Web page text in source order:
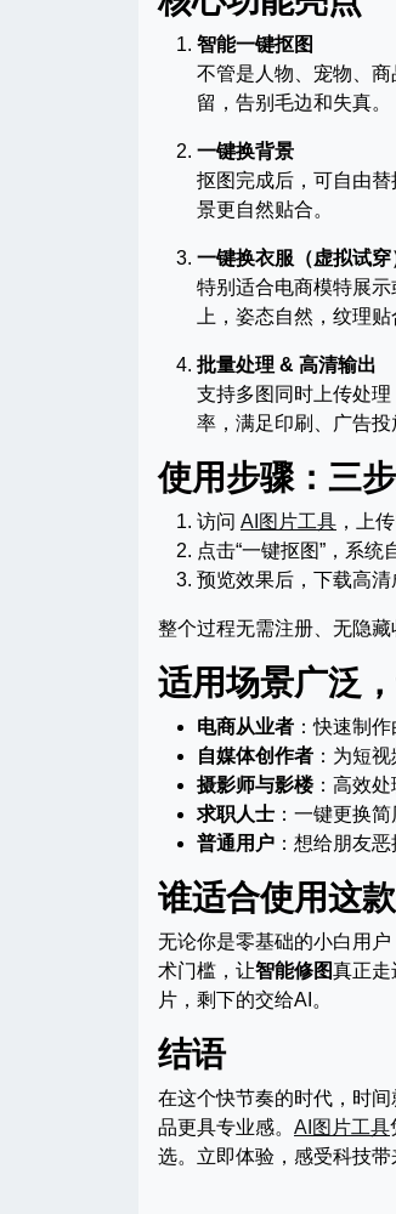
智能一键抠图
不管是人物、宠物、
留，告别毛边和失真。
一键换背景
抠图完成后，可自由
景更自然贴合。
一键换衣服（虚拟试穿
特别适合电商模特展
上，姿态自然，纹理
批量处理 & 高清输出
支持多图同时上传处
率，满足印刷、广告投
使用步骤：三
访问 AI图片工具 ，上
点击“一键抠图”，系统
预览效果后，下载高清
整个过程无需注册、无隐
适用场景广泛
电商从业者 ：快速制
自媒体创作者 ：为短
摄影师与影楼：高效处
求职人士 ：一键更换
普通用户 ：想给朋友
谁适合使用这
无论你是零基础的小白用户
术门槛，让智能修图真正走
片，剩下的交给AI。
结语
在这个快节奏的时代，时
品更具专业感。 AI图片工具
选。立即体验，感受科技